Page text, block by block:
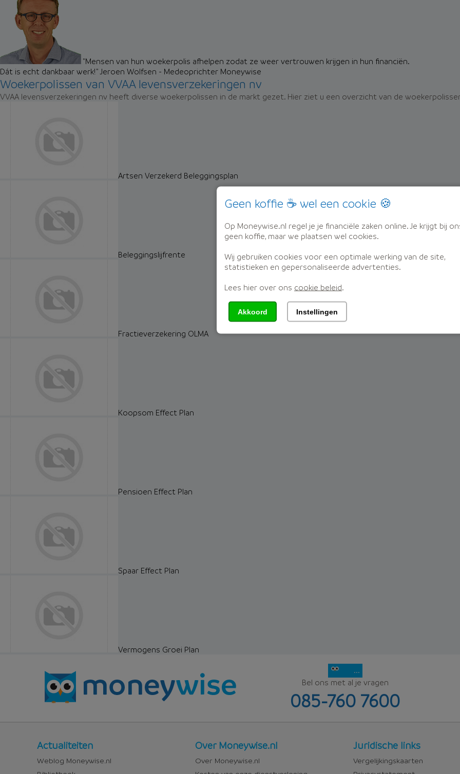
"Mensen van hun woekerpolis afhelpen zodat ze weer vertrouwen krijgen in hun financiën.
Dát is echt dankbaar werk!"Jeroen Wolfsen - Medeoprichter Moneywise
Woekerpolissen van VVAA levensverzekeringen nv
VVAA levensverzekeringen nv heeft diverse woekerpolissen in de markt gezet. Hier ziet u een overzicht van de
Artsen Verzekerd Beleggingsplan
Beleggingslijfrente
Fractieverzekering OLMA
Koopsom Effect Plan
Pensioen Effect Plan
Spaar Effect Plan
Vermogens Groei Plan
...
Bel ons met al je vragen
085-760 7600
Nieuws
en
Actualiteiten
Weblog Moneywise.nl
Over
Moneywise
Over Moneywise.nl
Over Moneywise.nl
Juridisch
Juridische links
Vergelijkingskaarten
Geen koffie ☕ wel een cookie 🍪
Op Moneywise.nl regel je je financiële zaken online. Je krijgt bij
geen koffie, maar we plaatsen wel cookies.
Wij gebruiken cookies voor een optimale werking van de site,
statistieken en gepersonaliseerde advertenties.
Lees hier over ons cookie beleid.
Akkoord Instellingen